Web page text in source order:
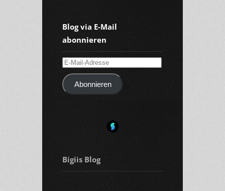
Blog via E-Mail
abonnieren
E-
Mail-
AdresseAbonnieren
Bigiis Blog